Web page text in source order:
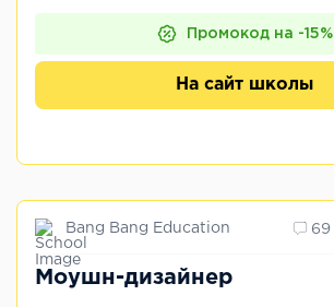
Промокод на -15%
На сайт школы
Bang Bang Education 69
Моушн-дизайнер